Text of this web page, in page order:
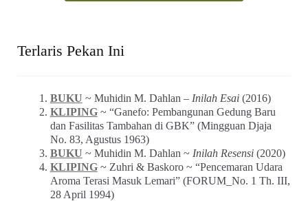
Terlaris Pekan Ini
BUKU ~ Muhidin M. Dahlan – Inilah Esai(2016)
KLIPING~ “Ganefo: Pembangunan Gedung Baru
dan Fasilitas Tambahan di GBK” (Mingguan Djaja
No. 83, Agustus 1963)
BUKU ~ Muhidin M. Dahlan ~ Inilah Resensi(2020)
KLIPING~ Zuhri & Baskoro ~ “Pencemaran Udara
Aroma Terasi Masuk Lemari” (FORUM_No. 1 Th. III,
28 April 1994)